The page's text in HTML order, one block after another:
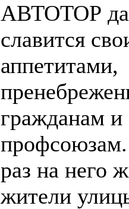
АВТОТОР
славится
аппетитами,
гражданам и
раз на него
жители